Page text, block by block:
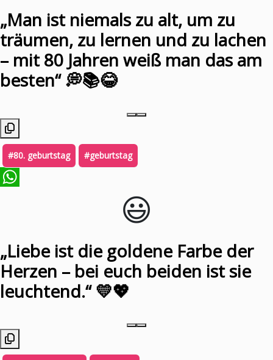
„Man ist niemals zu alt, um zu
träumen, zu lernen und zu lachen
– mit 80 Jahren weiß man das am
besten“ 💭📚😂
#80. geburtstag #geburtstag
😃️
„Liebe ist die goldene Farbe der
Herzen – bei euch beiden ist sie
leuchtend.“ 💛💖